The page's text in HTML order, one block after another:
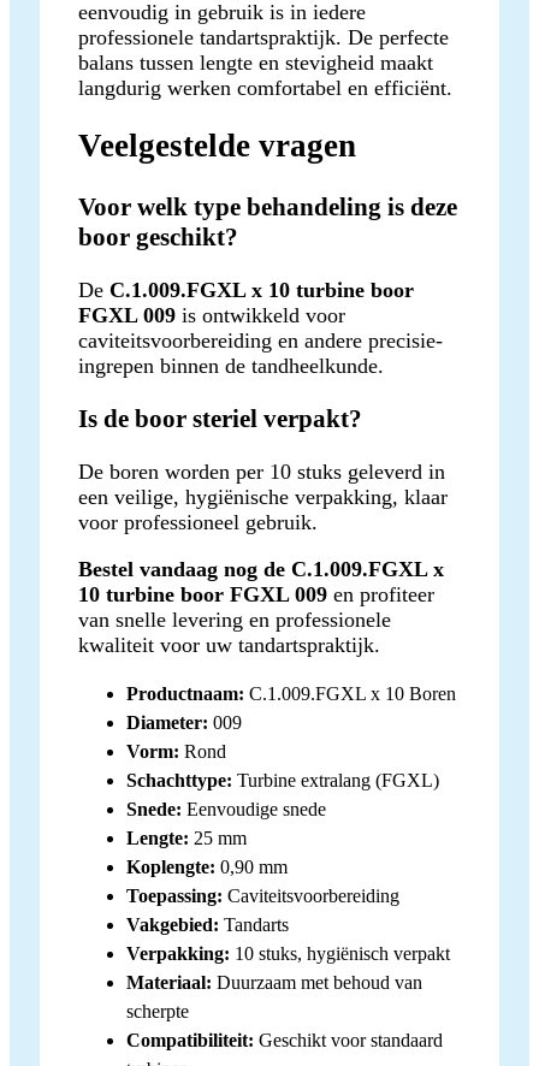
eenvoudig in gebruik is in iedere
professionele tandartspraktijk. De perfecte
balans tussen lengte en stevigheid maakt
langdurig werken comfortabel en efficiënt.
Veelgestelde vragen
Voor welk type behandeling is deze
boor geschikt?
De C.1.009.FGXL x 10 turbine boor
FGXL 009 is ontwikkeld voor
caviteitsvoorbereiding en andere precisie-
ingrepen binnen de tandheelkunde.
Is de boor steriel verpakt?
De boren worden per 10 stuks geleverd in
een veilige, hygiënische verpakking, klaar
voor professioneel gebruik.
Bestel vandaag nog de C.1.009.FGXL x
10 turbine boor FGXL 009 en profiteer
van snelle levering en professionele
kwaliteit voor uw tandartspraktijk.
Productnaam: C.1.009.FGXL x 10 Boren
Diameter: 009
Vorm: Rond
Schachttype: Turbine extralang (FGXL)
Snede: Eenvoudige snede
Lengte: 25 mm
Koplengte: 0,90 mm
Toepassing: Caviteitsvoorbereiding
Vakgebied: Tandarts
Verpakking: 10 stuks, hygiënisch verpakt
Materiaal: Duurzaam met behoud van
scherpte
Compatibiliteit: Geschikt voor standaard